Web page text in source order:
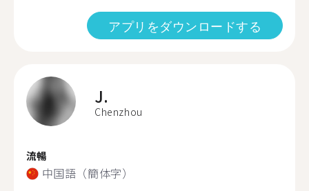
アプリをダウンロードする
J.
Chenzhou
流暢
中国語（簡体字）